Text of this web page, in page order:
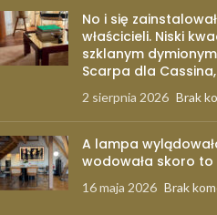
No i się
właścicieli. Niski
szklanym
Scarpa dla
2 sierpnia 2026 Brak
A lampa
wodowała skoro to
16 maja 2026 Brak